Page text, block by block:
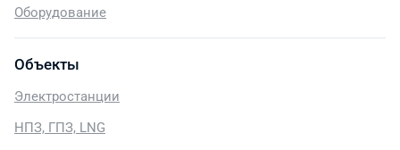
Оборудование
Объекты
Электростанции
НПЗ, ГПЗ, LNG